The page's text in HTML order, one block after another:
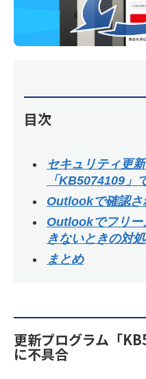
目次
セキュリティ更
「KB5074109
Outlookで確認さ
Outlookでフリー
きないときの対
まとめ
更新プログラム「
に不具合